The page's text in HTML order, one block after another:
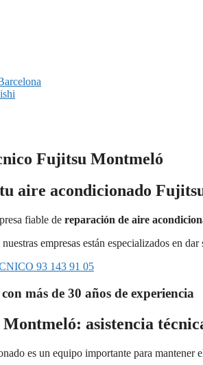
Fujitsu Montmeló
aire acondicionado
fiable de reparación de aire
empresas están especializados en
93 143 91 05
más de 30 años de experiencia
asistencia
es un equipo importante para mantener